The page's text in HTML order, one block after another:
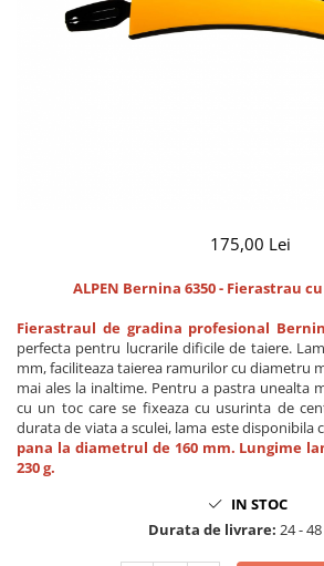
CUTITE DE BUZUNAR
175,00 Lei
ALPEN Bernina 6350 - Fierastrau
Fierastraul de gradina profesional
perfecta pentru lucrarile dificile de taiere.
mm, faciliteaza taierea ramurilor cu diametru
mai ales la inaltime. Pentru a pastra unealta
cu un toc care se fixeaza cu usurinta de
durata de viata a sculei, lama este disponibila
pana la diametrul de 160 mm. Lungime
230 g.
IN STOC
Durata de livrare: 24 -